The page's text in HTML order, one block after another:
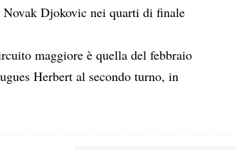
Djokovic nei quarti di finale
maggiore è quella del febbraio
Herbert al secondo turno, in